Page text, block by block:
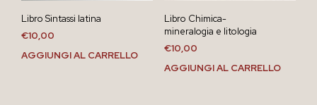
Libro Sintassi latina
€10,00
AGGIUNGI AL CARRELLO
Libro Chimica-
mineralogia e litologia
€10,00
AGGIUNGI AL CARRELLO